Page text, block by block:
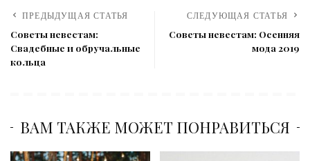
ПРЕДЫДУЩАЯ СТАТЬЯ
Советы невестам:
Свадебные и обручальные
кольца
СЛЕДУЮЩАЯ СТАТЬЯ
Советы невестам: Осенняя
мода 2019
ВАМ ТАКЖЕ МОЖЕТ ПОНРАВИТЬСЯ